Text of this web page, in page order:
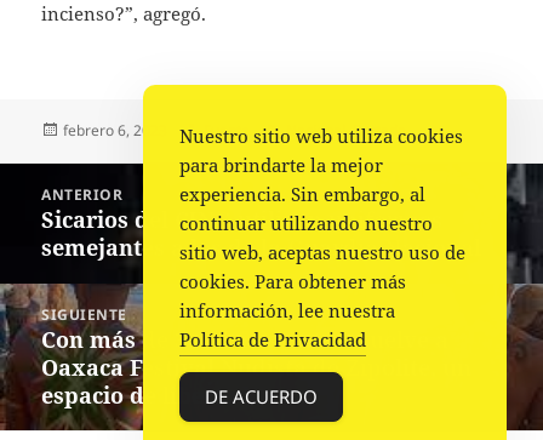
incienso?”, agregó.
Publicado
febrero 6, 2023 Autor
Fuente Categorías
Nacional,Portada
entradas
ANTERIOR
Entrada
anterior:
Sicarios del CJNG utilizan uniformes
semejantes a los de la Guardia Nacional
SIGUIENTE
Siguiente
entrada:
Con más de 3 mil asistentes, vuelve a
Oaxaca Festival Nudista de Zipolite, un
espacio de libertad
Nuestro sitio web utiliza cookies
para brindarte la mejor
experiencia. Sin embargo, al
continuar utilizando nuestro
sitio web, aceptas nuestro uso de
cookies. Para obtener más
información, lee nuestra
Política de Privacidad
DE ACUERDO